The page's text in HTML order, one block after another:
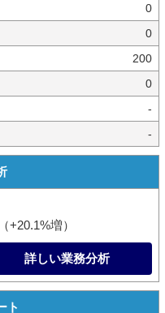
0
0
200
0
-
-
+20.1%増）
詳しい業務分析
ト